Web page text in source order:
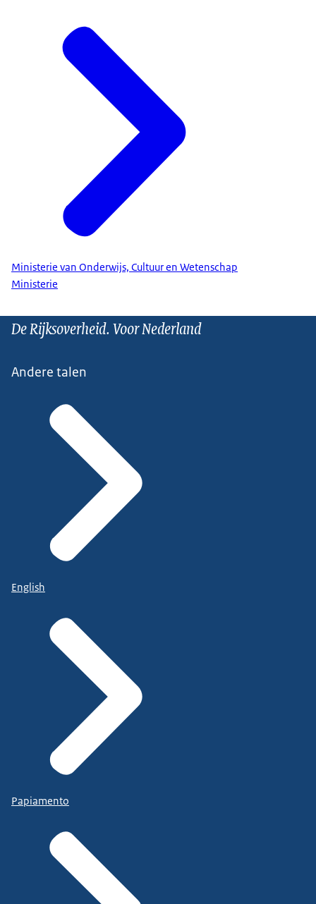
Ministerie van Onderwijs, Cultuur en Wetenschap
Ministerie
De Rijksoverheid. Voor Nederland
Andere talen
English
Papiamento